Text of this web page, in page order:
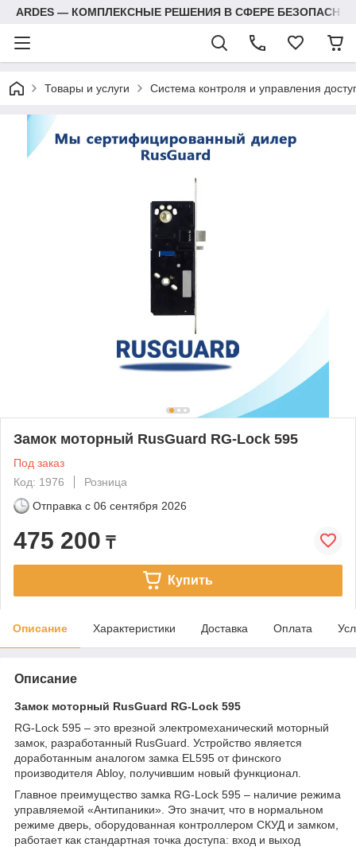
ARDES — КОМПЛЕКСНЫЕ РЕШЕНИЯ В СФЕРЕ
Товары и услуги Система контроля и управления
Замок моторный RusGuard RG-Lock 595
Под заказ
Код: 1976
Розница
Отправка с 06 сентября 2026
475 200 ₸
Купить
Описание Характеристики Доставка Оплата
Описание
Замок моторный RusGuard RG-Lock 595
RG-Lock 595 – это врезной электромеханический моторный
замок, разработанный RusGuard. Устройство является
доработанным аналогом замка EL595 от финского
производителя Abloy, получившим новый функционал.
Главное преимущество замка RG-Lock 595 – наличие режима
управляемой «Антипаники». Это значит, что в нормальном
режиме дверь, оборудованная контроллером СКУД и замком,
работает как стандартная точка доступа: вход и выход